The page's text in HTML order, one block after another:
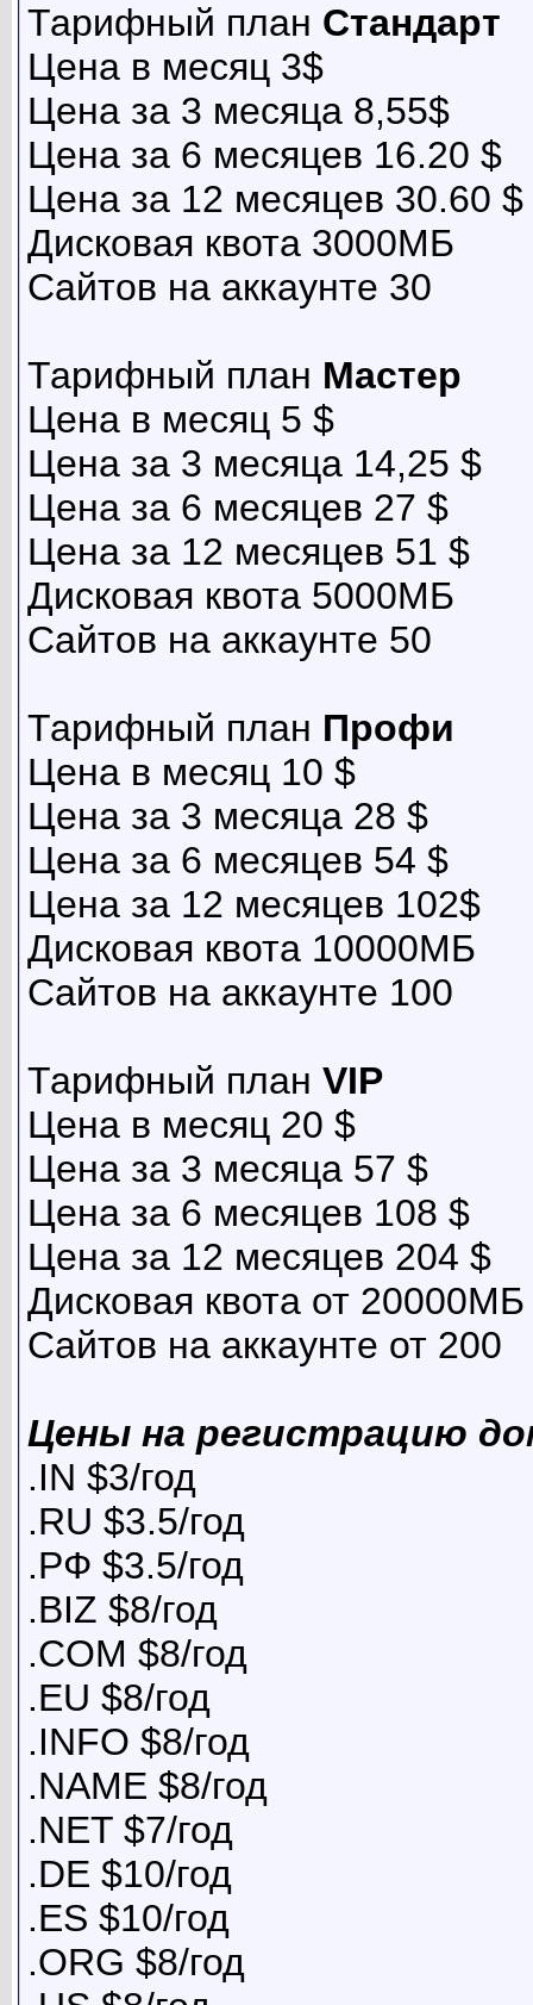
Тарифный план Стандарт
Цена в месяц 3$
Цена за 3 месяца 8,55$
Цена за 6 месяцев 16.20 $
Цена за 12 месяцев 30.60 $
Дисковая квота 3000МБ
Сайтов на аккаунте 30
Тарифный план Мастер
Цена в месяц 5 $
Цена за 3 месяца 14,25 $
Цена за 6 месяцев 27 $
Цена за 12 месяцев 51 $
Дисковая квота 5000МБ
Сайтов на аккаунте 50
Тарифный план Профи
Цена в месяц 10 $
Цена за 3 месяца 28 $
Цена за 6 месяцев 54 $
Цена за 12 месяцев 102$
Дисковая квота 10000МБ
Сайтов на аккаунте 100
Тарифный план VIP
Цена в месяц 20 $
Цена за 3 месяца 57 $
Цена за 6 месяцев 108 $
Цена за 12 месяцев 204 $
Дисковая квота от 20000МБ
Сайтов на аккаунте от 200
Цены на регистрацию
.IN $3/год
.RU $3.5/год
.РФ $3.5/год
.BIZ $8/год
.COM $8/год
.EU $8/год
.INFO $8/год
.NAME $8/год
.NET $7/год
.DE $10/год
.ES $10/год
.ORG $8/год